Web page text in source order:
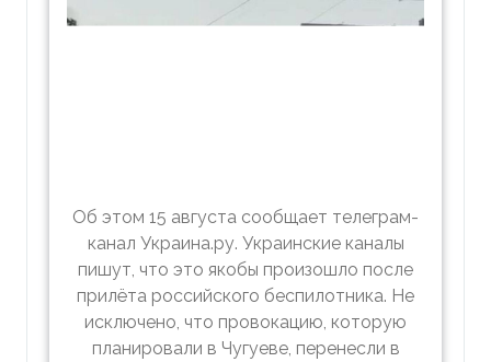
Об этом 15 августа сообщает телеграм-
канал Украина.ру. Украинские каналы
пишут, что это якобы произошло после
прилёта российского беспилотника. Не
исключено, что провокацию, которую
планировали в Чугуеве, перенесли в